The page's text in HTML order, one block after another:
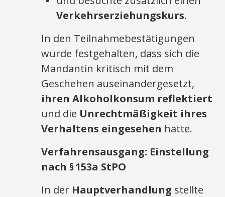
Verkehrserziehungskurs.
In den Teilnahmebestätigungen
wurde festgehalten, dass sich die
Mandantin kritisch mit dem
Geschehen auseinandergesetzt,
ihren Alkoholkonsum reflektiert
und die Unrechtmäßigkeit ihres
Verhaltens eingesehen hatte.
Verfahrensausgang: Einstellung
nach §153a StPO
In der Hauptverhandlung stellte